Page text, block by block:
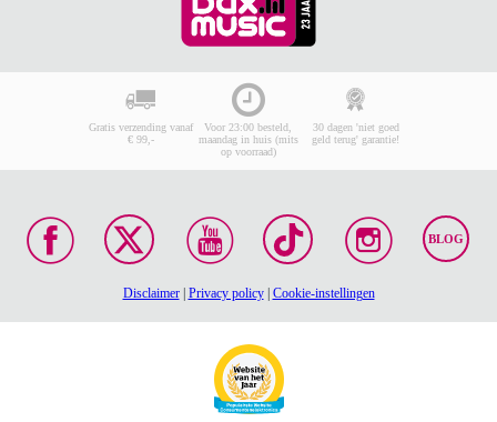
Gratis verzending vanaf
€ 99,-
Voor 23:00 besteld,
maandag in huis (mits
op voorraad)
30 dagen 'niet goed
geld terug' garantie!
BLOG
Disclaimer| Privacy policy| Cookie-instellingen